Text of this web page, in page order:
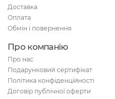
Доставка
Оплата
Обмін і повернення
Про компанію
Про нас
Подарунковий сертифікат
Політика конфіденційності
Договір публічної оферти